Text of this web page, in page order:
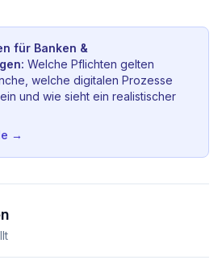
für Banken &
: Welche Pflichten gelten
welche digitalen Prozesse
und wie sieht ein realistischer
→